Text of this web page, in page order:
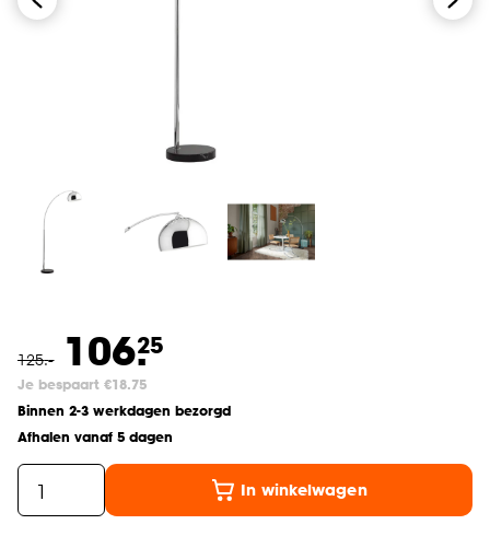
125.- 106.25
Je bespaart €18.75
Binnen 2-3 werkdagen bezorgd
Afhalen vanaf 5 dagen
In winkelwagen